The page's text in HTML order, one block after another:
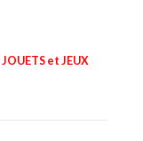
JOUETS et JEUX